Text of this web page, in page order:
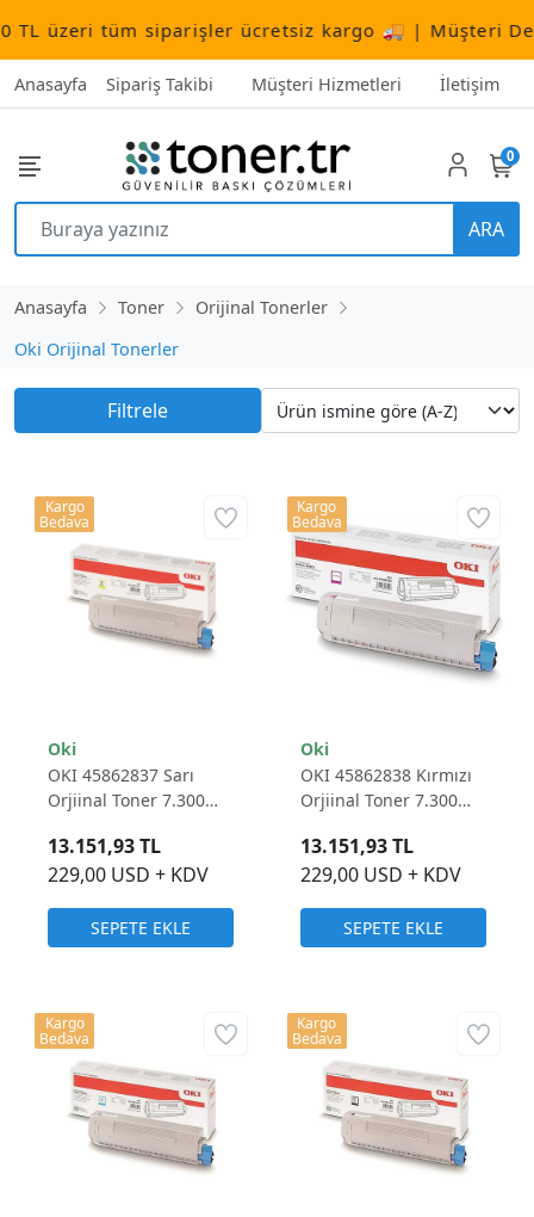
üzeri tüm siparişler ücretsiz kargo 🚚 | Müşteri
Anasayfa Sipariş Takibi Müşteri Hizmetleri İletişim
ARA
0
Anasayfa Toner
Orijinal Tonerler
Oki Orijinal Tonerler
Filtrele
Oki
OKI 45862837 Sarı
Orjiinal Toner 7.300
229,00 USD + KDV
13.151,93 TL
SEPETE EKLE
Kargo
Bedava
Oki
OKI 45862838 Kırmızı
Orjiinal Toner 7.300
229,00 USD + KDV
13.151,93 TL
SEPETE EKLE
Kargo
Bedava
Kargo
Bedava
Kargo
Bedava